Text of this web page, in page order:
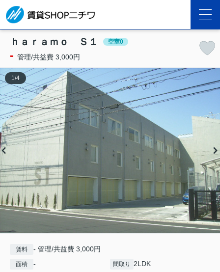
ｈａｒａｍｏ Ｓ１ 空室0
- 管理/共益費 3,000円
1 /4
賃料 - 管理/共益費 3,000円
面積 - 間取り 2LDK